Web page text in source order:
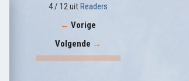
4 / 12 uitReaders
← Vorige
Volgende →